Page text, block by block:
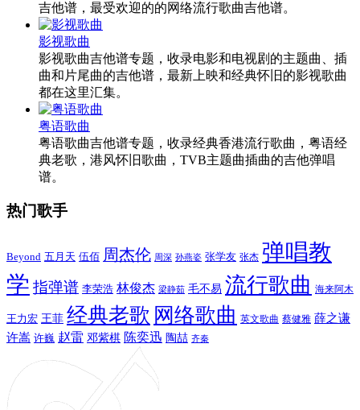
吉他谱，最受欢迎的的网络流行歌曲吉他谱。
影视歌曲
影视歌曲吉他谱专题，收录电影和电视剧的主题曲、插
曲和片尾曲的吉他谱，最新上映和经典怀旧的影视歌曲
都在这里汇集。
粤语歌曲
粤语歌曲吉他谱专题，收录经典香港流行歌曲，粤语经
典老歌，港风怀旧歌曲，TVB主题曲插曲的吉他弹唱
谱。
热门歌手
Beyond 五月天 伍佰 周杰伦 周深 孙燕姿 张学友 张杰 弹唱教
学 指弹谱 李荣浩 林俊杰 梁静茹 毛不易 流行歌曲 海来阿木
王力宏 王菲 经典老歌 网络歌曲 英文歌曲 蔡健雅 薛之谦
许嵩 许巍 赵雷 邓紫棋 陈奕迅 陶喆 齐秦